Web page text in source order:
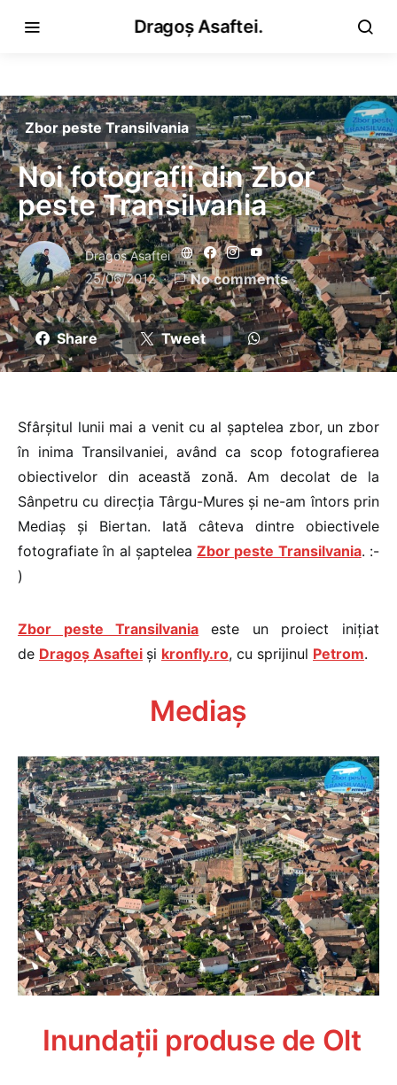
Dragoș Asaftei.
Zbor peste Transilvania
Noi fotografii din Zbor
peste Transilvania
Dragoş Asaftei
25/06/2012 No comments
Share Tweet
Sfârșitul lunii mai a venit cu al șaptelea zbor, un zbor
în inima Transilvaniei, având ca scop fotografierea
obiectivelor din această zonă. Am decolat de la
Sânpetru cu direcția Târgu-Mures și ne-am întors prin
Mediaș și Biertan. Iată câteva dintre obiectivele
fotografiate în al șapteleaZbor peste Transilvania. :-
)
Zbor peste Transilvania
este un proiect inițiat
de Dragoș Asaftei și kronfly.ro, cu sprijinul Petrom.
Mediaș
Inundații produse de Olt